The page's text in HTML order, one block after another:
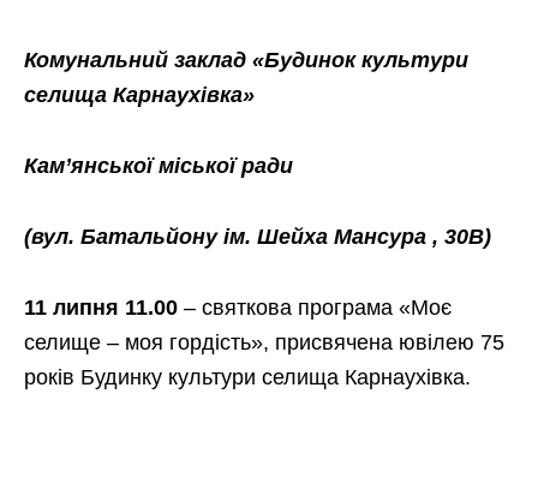
Комунальний заклад «Будинок культури
селища Карнаухівка»
Кам’янської міської ради
(вул. Батальйону ім. Шейха Мансура , 30В)
11 липня 11.00 – святкова програма «Моє
селище – моя гордість», присвячена ювілею 75
років Будинку культури селища Карнаухівка.